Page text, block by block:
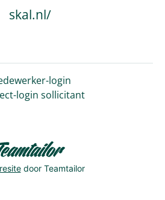
skal.nl/
login
login sollicitant
door Teamtailor